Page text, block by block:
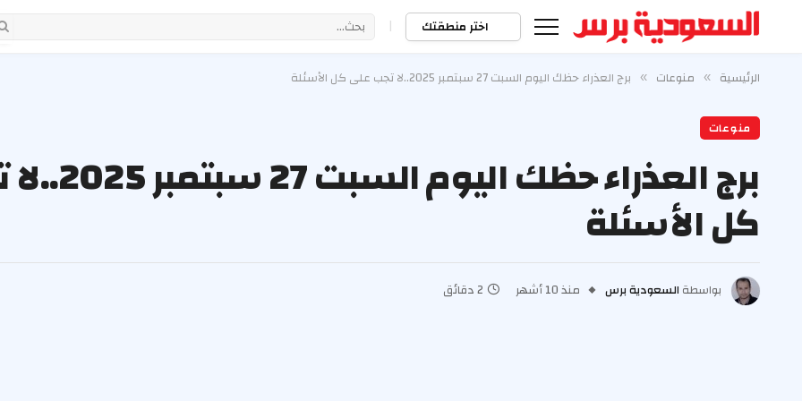
اختر منطقتك |
الرئيسية » منوعات » برج العذراء حظك اليوم السبت 27 سبتمبر 2025..لا تجب على كل الأسئلة
منوعات
برج العذراء
كل الأسئلة
بواسطة السعودية برس منذ 10 أشهر 2 دقائق